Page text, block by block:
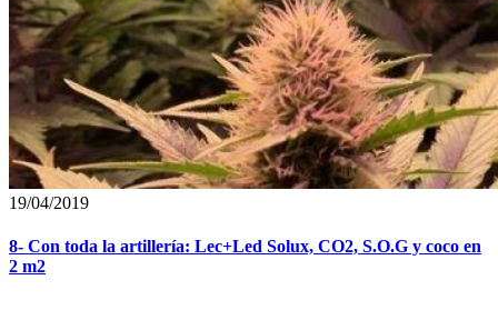
19/04/2019
8- Con toda la artillería: Lec+Led Solux, CO2, S.O.G y coco en
2 m2